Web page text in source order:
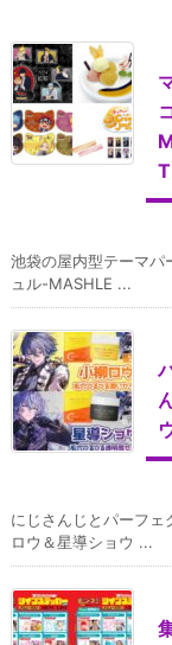
池袋の屋内型テーマパ
ュル-MASHLE ...
にじさんじとパーフェ
ロウ＆星導ショウ ...